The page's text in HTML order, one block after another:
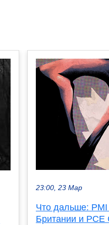
23:00, 23 Мар
Что дальше:
Британии и